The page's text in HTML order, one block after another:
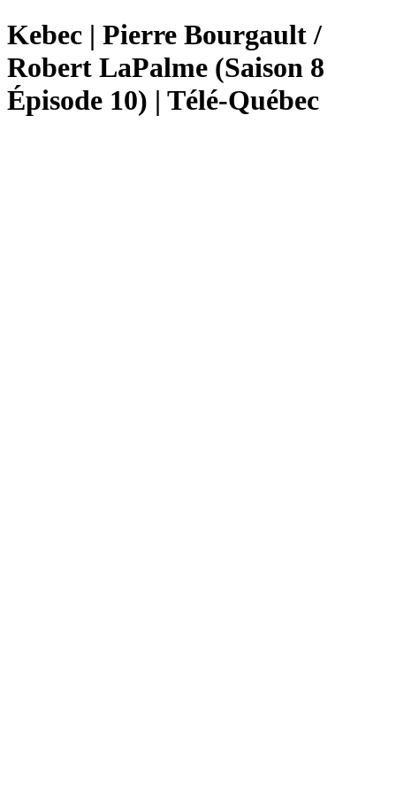
Kebec | Pierre Bourgault /
Robert LaPalme (Saison 8
Épisode 10) | Télé-Québec